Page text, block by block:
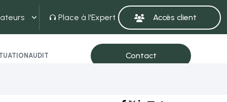
Place à l'Expert
AUDIT